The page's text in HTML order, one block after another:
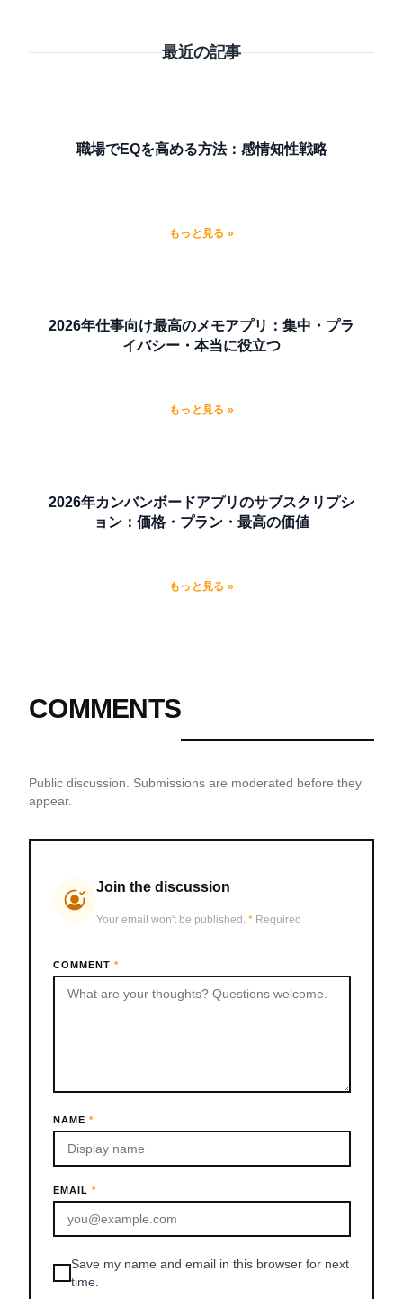
最近の記事
職場でEQを高める方法：感情知性戦略
もっと見る »
2026年仕事向け最高のメモアプリ：集中・プラ
イバシー・本当に役立つ
もっと見る »
2026年カンバンボードアプリのサブスクリプシ
ョン：価格・プラン・最高の価値
もっと見る »
COMMENTS
Public discussion. Submissions are moderated before they
appear.
Join the discussion
Your email won't be published. *Required
COMMENT*
NAME *
EMAIL*
Save my name and email in this browser for next
time.